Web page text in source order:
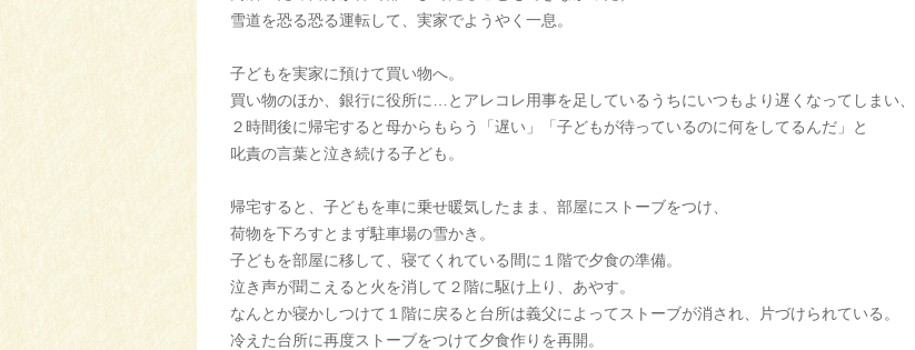
雪道を恐る恐る運転して、実家でようやく一息。
子どもを実家に預けて買い物へ。
買い物のほか、銀行に役所に…とアレコレ用事を足しているうちにいつもより遅くなってしまい、
２時間後に帰宅すると母からもらう「遅い」「子どもが待っているのに何をしてるんだ」と
叱責の言葉と泣き続ける子ども。
帰宅すると、子どもを車に乗せ暖気したまま、部屋にストーブをつけ、
荷物を下ろすとまず駐車場の雪かき。
子どもを部屋に移して、寝てくれている間に１階で夕食の準備。
泣き声が聞こえると火を消して２階に駆け上り、あやす。
なんとか寝かしつけて１階に戻ると台所は義父によってストーブが消され、片づけられている。
冷えた台所に再度ストーブをつけて夕食作りを再開。